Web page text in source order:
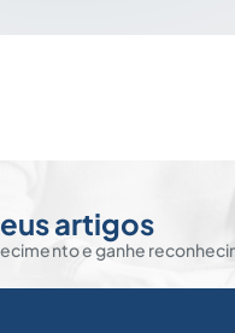
artigos
e ganhe